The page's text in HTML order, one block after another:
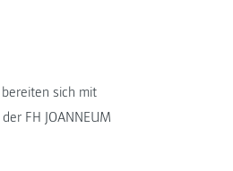
sich mit
FH JOANNEUM